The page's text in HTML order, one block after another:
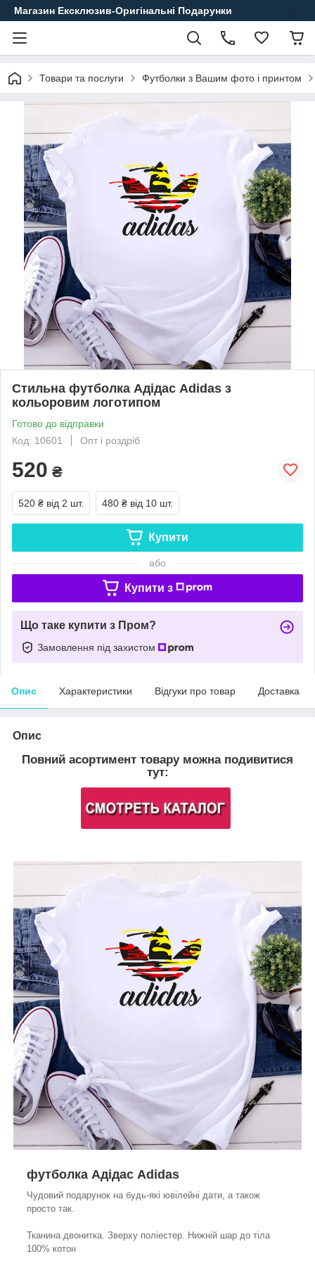
Магазин Ексклюзив-Оригінальні Подарунки
Товари та послуги Футболки з Вашим фото і принтом
Стильна футболка Адідас Adidas з
кольоровим логотипом
Готово до відправки
Код: 10601
Опт і роздріб
520 ₴
520 ₴ від 2 шт. 480 ₴ від 10 шт.
Купити
або
Купити з
Що таке купити з Пром?
Замовлення під захистом
Опис Характеристики Відгуки про товар Доставка
Опис
Повний асортимент товару можна подивитися
тут:
футболка Адідас Adidas
Чудовий подарунок на будь-які ювілейні дати, а також
просто так.
Тканина двонитка. Зверху поліестер. Нижній шар до тіла
100% котон